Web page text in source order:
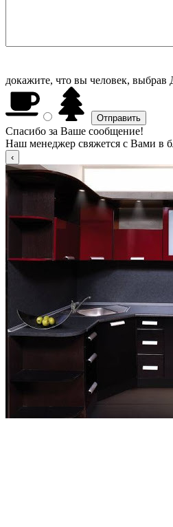
докажите, что вы человек, выбрав
Спасибо за Ваше сообщение!
Наш менеджер свяжется с Вами в